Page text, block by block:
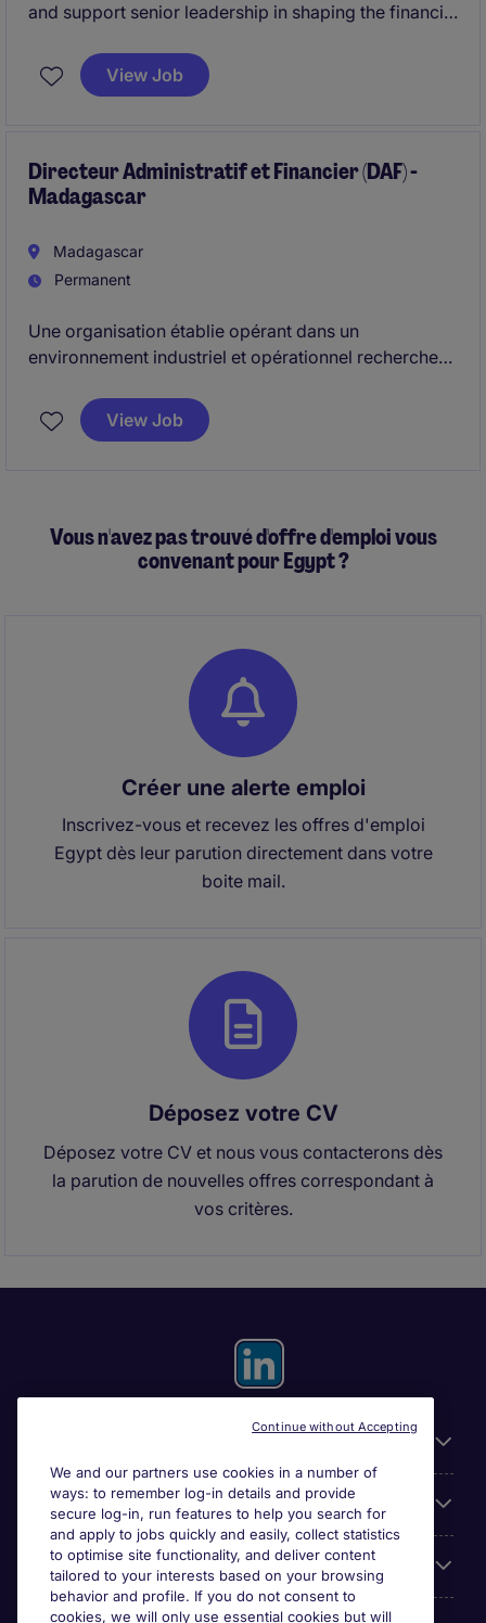
and support senior leadership in shaping the financial
performance, and provide reliable financial
management across multi‑country operations.
View Job
Directeur Administratif et Financier (DAF) -
Madagascar
Madagascar
Permanent
Une organisation établie opérant dans un
environnement industriel et opérationnel recherche
pour diriger et piloter sa fonction Finance.
tout en agissant comme partenaire stratégique de la
Direction Générale.
View Job
Vous n'avez pas trouvé d'offre d'emploi vous
convenant pour Egypt ?
Créer une alerte emploi
Inscrivez-vous et recevez les offres d'emploi
Egypt dès leur parution directement dans votre
boite mail.
Déposez votre CV
Déposez votre CV et nous vous contacterons dès
la parution de nouvelles offres correspondant à
vos critères.
For employers
Looking for a job in
We and our partners use cookies in a number of
ways: to remember log-in details and provide
secure log-in, run features to help you search for
and apply to jobs quickly and easily, collect statistics
to optimise site functionality, and deliver content
tailored to your interests based on your browsing
behavior and profile. If you do not consent to
cookies, we will only use essential cookies but will
Continue without Accepting